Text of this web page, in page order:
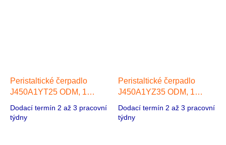
Peristaltické čerpadlo
J450A1YT25 ODM, 1
střídavý proud Napájení:
Dodací termín 2 až 3 pracovní
týdny
Peristaltické čerpadlo
J450A1YZ35 ODM, 1
střídavý proud Napájení:
Dodací termín 2 až 3 pracovní
týdny